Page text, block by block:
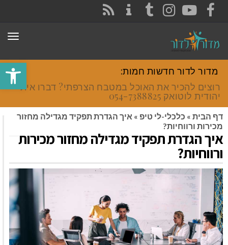
פתח
FACEBOOK
YOUTUBE
INSTAGRAM
TUMBLR
מדור לדור חדשות חמות:
רוצים להכיר את האוכל במטבח הצרפתי? דברו איתי
יהודית לוטואק 054-7388825.
דף הבית » כלכלי-לי טיפ » איך הגדרת תפקיד מגדילה מחזור
מכירות ורווחיות?
איך הגדרת תפקיד מגדילה מחזור מכירות
ורווחיות?